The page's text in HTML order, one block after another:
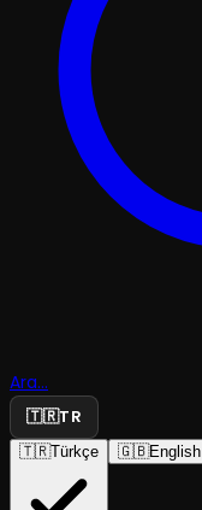
Ara...
🇹🇷TR
🇹🇷Türkçe 🇬🇧English